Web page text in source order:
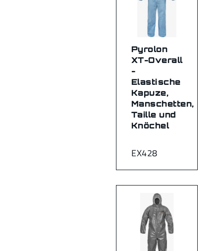
EX428
Pyrolon
XT-Overall
-
Elastische
Kapuze,
Manschetten,
Taille und
Knöchel